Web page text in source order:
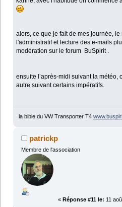
alors, ce que je fait de mes journée,
l'administratif et lecture des e-mails
modération sur le forum BuSpirit .
ensuite l’après-midi suivant la météo,
autre suivant certains impératifs.
la bible du VW Transporter T4
patrickp
Membre de l'association
« Réponse #11 le: 11